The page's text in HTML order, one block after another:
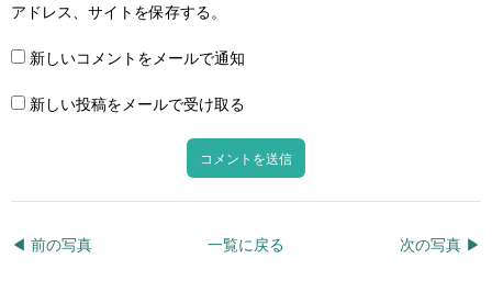
アドレス、サイトを保存する。
新しいコメントをメールで通知
新しい投稿をメールで受け取る
◀︎ 前の写真 次の写真 ▶︎
一覧に戻る